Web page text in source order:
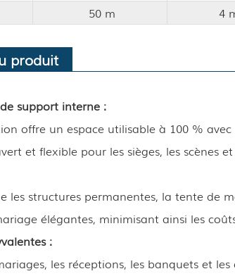
50 m 4
produit
support interne :
offre un espace utilisable à 100 %
et flexible pour les sièges, les scènes
les structures permanentes, la tente de
élégantes, minimisant ainsi les
:
les réceptions, les banquets et